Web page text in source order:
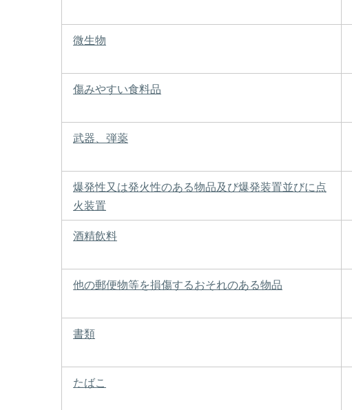
微生物
傷みやすい食料品
武器、弾薬
爆発性又は発火性のある物品及び爆発装置並びに点
火装置
酒精飲料
他の郵便物等を損傷するおそれのある物品
書類
たばこ